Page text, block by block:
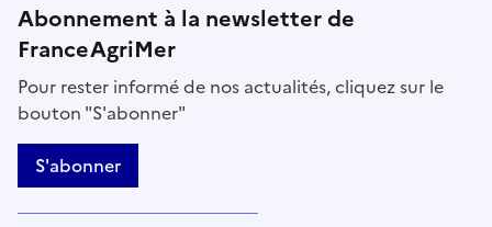
Abonnement à la newsletter de
FranceAgriMer
Pour rester informé de nos actualités, cliquez sur le
bouton "S'abonner"
S'abonner